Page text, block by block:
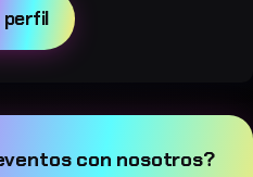
perfil
con nosotros?